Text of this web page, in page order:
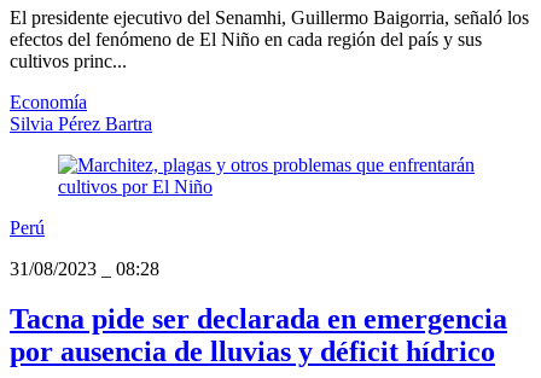
El presidente ejecutivo del Senamhi, Guillermo Baigorria, señaló los
efectos del fenómeno de El Niño en cada región del país y sus
cultivos princ...
Economía
Silvia Pérez Bartra
Perú
31/08/2023
08:28
Tacna pide ser declarada en emergencia
por ausencia de lluvias y déficit hídrico